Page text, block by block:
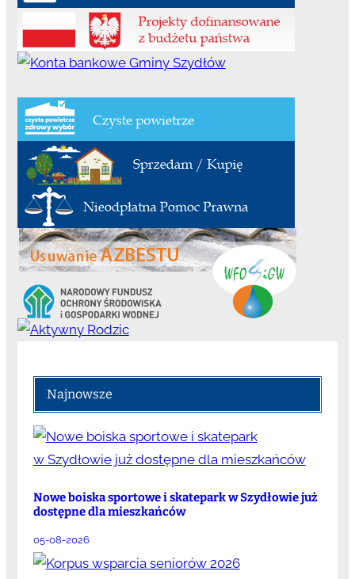
Najnowsze
Nowe boiska sportowe i skatepark w Szydłowie już
dostępne dla mieszkańców
05-08-2026